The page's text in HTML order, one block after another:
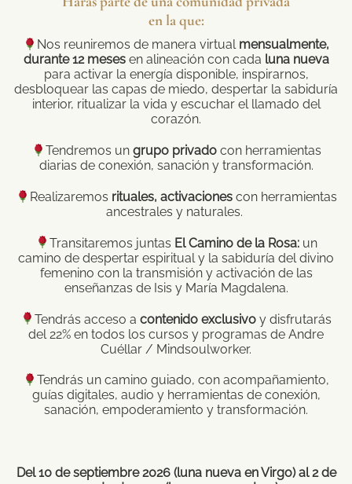
en la que:
Nos reuniremos de manera virtual mensualmente,
durante 12 mesesen alineación con cada luna nueva
para activar la energía disponible, inspirarnos,
desbloquear las capas de miedo, despertar la sabiduría
interior, ritualizar la vida y escuchar el llamado del
corazón.
Tendremos un grupo privadocon herramientas
diarias de conexión, sanación y transformación.
Realizaremos rituales, activacionescon herramientas
ancestrales y naturales.
Transitaremos juntas El Camino de la Rosa:un
camino de despertar espiritual y la sabiduría del divino
femenino con la transmisión y activación de las
enseñanzas de Isis y María Magdalena.
Tendrás acceso acontenido exclusivo y disfrutarás
del 22% en todos los cursos y programas de Andre
Cuéllar / Mindsoulworker.
Tendrás un camino guiado, con acompañamiento,
guías digitales, audio y herramientas de conexión,
sanación, empoderamiento y transformación.
Del 10 de septiembre 2026 (luna nueva en Virgo) al 2 de